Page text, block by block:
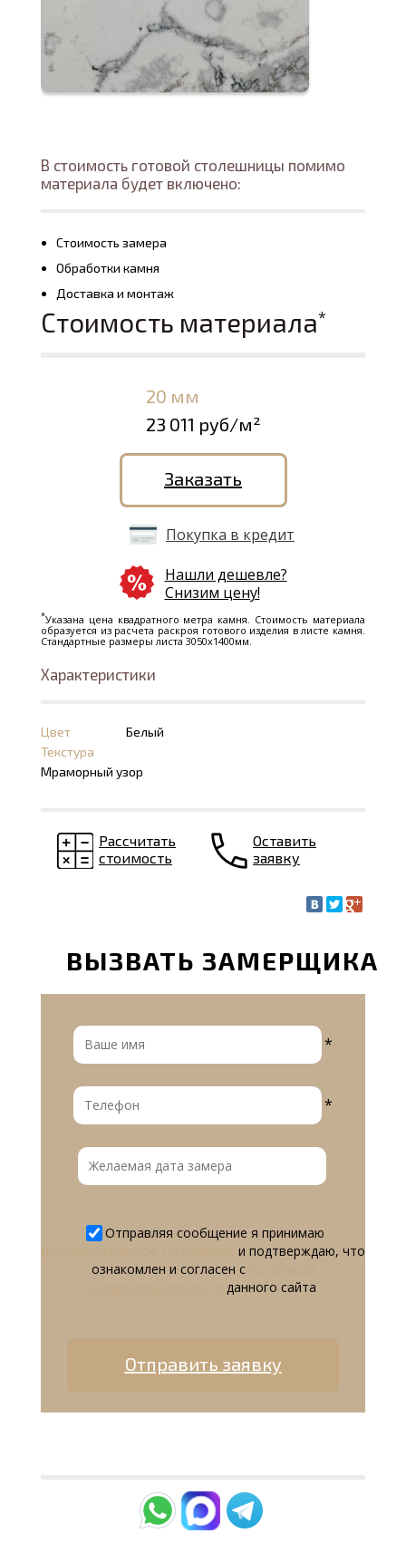
В стоимость готовой столешницы помимо
материала будет включено:
Стоимость замера
Обработки камня
Доставка и монтаж
Стоимость материала*
20 мм
23 011 руб/м²
Заказать
Покупка в кредит
Нашли дешевле?
Снизим цену!
*Указана цена квадратного метра камня. Стоимость материала
образуется из расчета раскроя готового изделия в листе камня.
Стандартные размеры листа 3050х1400мм.
Характеристики
Цвет
Белый
Текстура
Мраморный узор
Рассчитать
стоимость
Оставить
заявку
ВЫЗВАТЬ ЗАМЕРЩИКА
*
*
Отправляя сообщение я принимаю
и подтверждаю, что
ознакомлен и согласен с
данного сайта
Отправить заявку